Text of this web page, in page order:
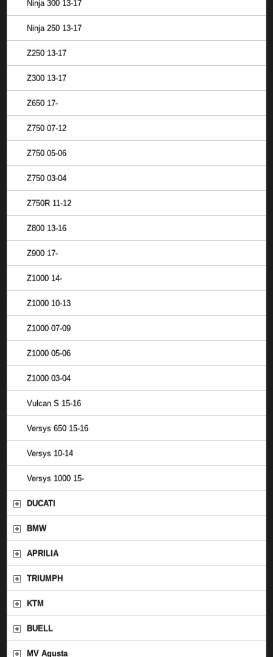
Ninja 300 13-17
Ninja 250 13-17
Z250 13-17
Z300 13-17
Z650 17-
Z750 07-12
Z750 05-06
Z750 03-04
Z750R 11-12
Z800 13-16
Z900 17-
Z1000 14-
Z1000 10-13
Z1000 07-09
Z1000 05-06
Z1000 03-04
Vulcan S 15-16
Versys 650 15-16
Versys 10-14
Versys 1000 15-
DUCATI
BMW
APRILIA
TRIUMPH
KTM
BUELL
MV Agusta